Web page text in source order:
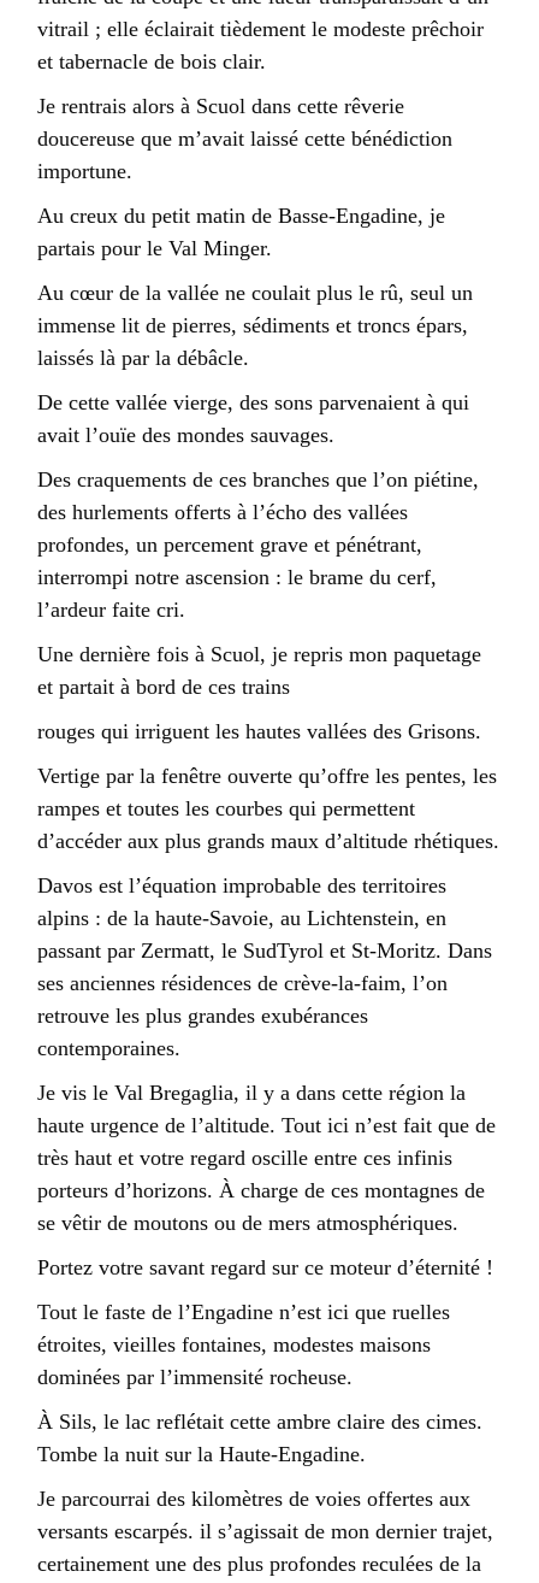
vitrail ; elle éclairait tièdement le modeste prêchoir
et tabernacle de bois clair.
Je rentrais alors à Scuol dans cette rêverie
doucereuse que m’avait laissé cette bénédiction
importune.
Au creux du petit matin de Basse-Engadine, je
partais pour le Val Minger.
Au cœur de la vallée ne coulait plus le rû, seul un
immense lit de pierres, sédiments et troncs épars,
laissés là par la débâcle.
De cette vallée vierge, des sons parvenaient à qui
avait l’ouïe des mondes sauvages.
Des craquements de ces branches que l’on piétine,
des hurlements offerts à l’écho des vallées
profondes, un percement grave et pénétrant,
interrompi notre ascension : le brame du cerf,
l’ardeur faite cri.
Une dernière fois à Scuol, je repris mon paquetage
et partait à bord de ces trains
rouges qui irriguent les hautes vallées des Grisons.
Vertige par la fenêtre ouverte qu’offre les pentes, les
rampes et toutes les courbes qui permettent
d’accéder aux plus grands maux d’altitude rhétiques.
Davos est l’équation improbable des territoires
alpins : de la haute-Savoie, au Lichtenstein, en
passant par Zermatt, le SudTyrol et St-Moritz. Dans
ses anciennes résidences de crève-la-faim, l’on
retrouve les plus grandes exubérances
contemporaines.
Je vis le Val Bregaglia, il y a dans cette région la
haute urgence de l’altitude. Tout ici n’est fait que de
très haut et votre regard oscille entre ces infinis
porteurs d’horizons. À charge de ces montagnes de
se vêtir de moutons ou de mers atmosphériques.
Portez votre savant regard sur ce moteur d’éternité !
Tout le faste de l’Engadine n’est ici que ruelles
étroites, vieilles fontaines, modestes maisons
dominées par l’immensité rocheuse.
À Sils, le lac reflétait cette ambre claire des cimes.
Tombe la nuit sur la Haute-Engadine.
Je parcourrai des kilomètres de voies offertes aux
versants escarpés. il s’agissait de mon dernier trajet,
certainement une des plus profondes reculées de la